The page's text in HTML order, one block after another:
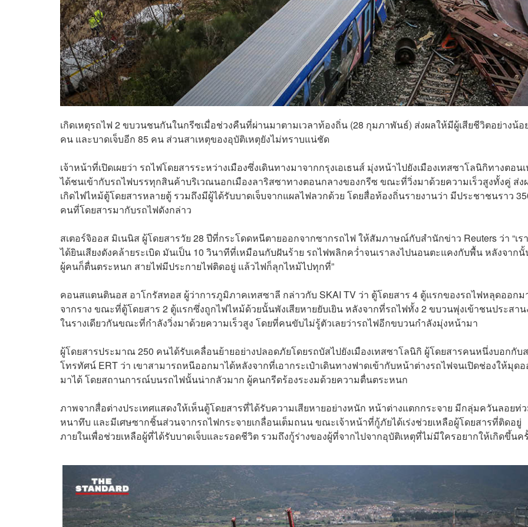
เกิดเหตุรถไฟ 2 ขบวนชนกันในกรีซเมื่อช่วงคืนที่ผ่านมาตามเวลาท้องถิ่น (28 กุมภาพันธ์) ส่งผลให้มีผู้เสียชีวิตอย่างน้อ
คน และบาดเจ็บอีก 85 คน ส่วนสาเหตุของอุบัติเหตุยังไม่ทราบแน่ชัด
เจ้าหน้าที่เปิดเผยว่า รถไฟโดยสารระหว่างเมืองซึ่งเดินทางมาจากกรุงเอเธนส์ มุ่งหน้าไปยังเมืองเทสซาโลนิกิทางตอน
ได้ชนเข้ากับรถไฟบรรทุกสินค้าบริเวณนอกเมืองลาริสซาทางตอนกลางของกรีซ ขณะที่วิ่งมาด้วยความเร็วสูงทั้งคู่ ส่ง
เกิดไฟไหม้ตู้โดยสารหลายตู้ รวมถึงมีผู้ได้รับบาดเจ็บจากแผลไฟลวกด้วย โดยสื่อท้องถิ่นรายงานว่า มีประชาชนราว
คนที่โดยสารมากับรถไฟดังกล่าว
สเตอร์จิออส มิเนนิส ผู้โดยสารวัย 28 ปีที่กระโดดหนีตายออกจากซากรถไฟ ให้สัมภาษณ์กับสำนักข่าว Reuters ว่า “เรา
ได้ยินเสียงดังคล้ายระเบิด มันเป็น 10 วินาทีที่เหมือนกับฝันร้าย รถไฟพลิกคว่ำจนเราลงไปนอนตะแคงกับพื้น หลังจาก
ผู้คนก็ตื่นตระหนก สายไฟมีประกายไฟติดอยู่ แล้วไฟก็ลุกไหม้ไปทุกที่”
คอนสแตนตินอส อาโกรัสทอส ผู้ว่าการภูมิภาคเทสซาลี กล่าวกับ SKAI TV ว่า ตู้โดยสาร 4 ตู้แรกของรถไฟหลุดออกม
จากราง ขณะที่ตู้โดยสาร 2 ตู้แรกซึ่งถูกไฟไหม้ด้วยนั้นพังเสียหายยับเยิน หลังจากที่รถไฟทั้ง 2 ขบวนพุ่งเข้าชนประสาน
ในรางเดียวกันขณะที่กำลังวิ่งมาด้วยความเร็วสูง โดยที่คนขับไม่รู้ตัวเลยว่ารถไฟอีกขบวนกำลังมุ่งหน้ามา
ผู้โดยสารประมาณ 250 คนได้รับเคลื่อนย้ายอย่างปลอดภัยโดยรถบัสไปยังเมืองเทสซาโลนิกิ ผู้โดยสารคนหนึ่งบอกกับ
โทรทัศน์ ERT ว่า เขาสามารถหนีออกมาได้หลังจากที่เอากระเป๋าเดินทางฟาดเข้ากับหน้าต่างรถไฟจนเปิดช่องให้มุด
มาได้ โดยสถานการณ์บนรถไฟนั้นน่ากลัวมาก ผู้คนกรีดร้องระงมด้วยความตื่นตระหนก
ภาพจากสื่อต่างประเทศแสดงให้เห็นตู้โดยสารที่ได้รับความเสียหายอย่างหนัก หน้าต่างแตกกระจาย มีกลุ่มควันลอยท่
หนาทึบ และมีเศษซากชิ้นส่วนจากรถไฟกระจายเกลื่อนเต็มถนน ขณะเจ้าหน้าที่กู้ภัยได้เร่งช่วยเหลือผู้โดยสารที่ติดอยู่
ภายในเพื่อช่วยเหลือผู้ที่ได้รับบาดเจ็บและรอดชีวิต รวมถึงกู้ร่างของผู้ที่จากไปจากอุบัติเหตุที่ไม่มีใครอยากให้เกิดขึ้นค